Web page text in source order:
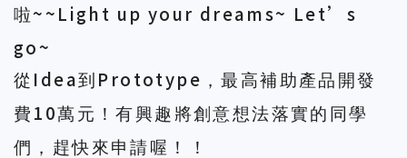
啦~~Light up your dreams~ Let’s
go~
從 Idea到 Prototype ，最高補助產品開發
費 10萬元！有興趣將創意想法落實的同學
們，趕快來申請喔！！